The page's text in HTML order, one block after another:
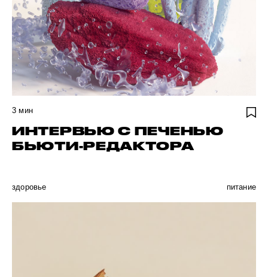
3 мин
ИНТЕРВЬЮ С ПЕЧЕНЬЮ
БЬЮТИ-РЕДАКТОРА
здоровье питание